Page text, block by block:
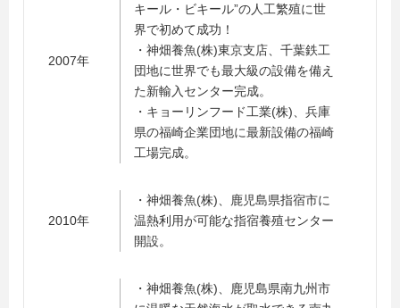
2007年
キール・ビキール”の人工繁殖に世
界で初めて成功！
・神畑養魚(株)東京支店、千葉鉄工
団地に世界でも最大級の設備を備え
た新輸入センター完成。
・キョーリンフード工業(株)、兵庫
県の福崎企業団地に最新設備の福崎
工場完成。
2010年
・神畑養魚(株)、鹿児島県指宿市に
温熱利用が可能な指宿養殖センター
開設。
・神畑養魚(株)、鹿児島県南九州市